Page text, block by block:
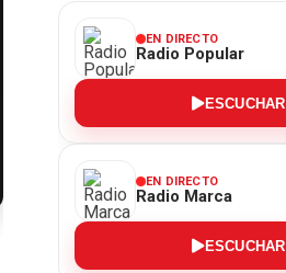
EN DIRECTO
Radio Popular
ESCUCHAR
EN DIRECTO
Radio Marca
ESCUCHAR